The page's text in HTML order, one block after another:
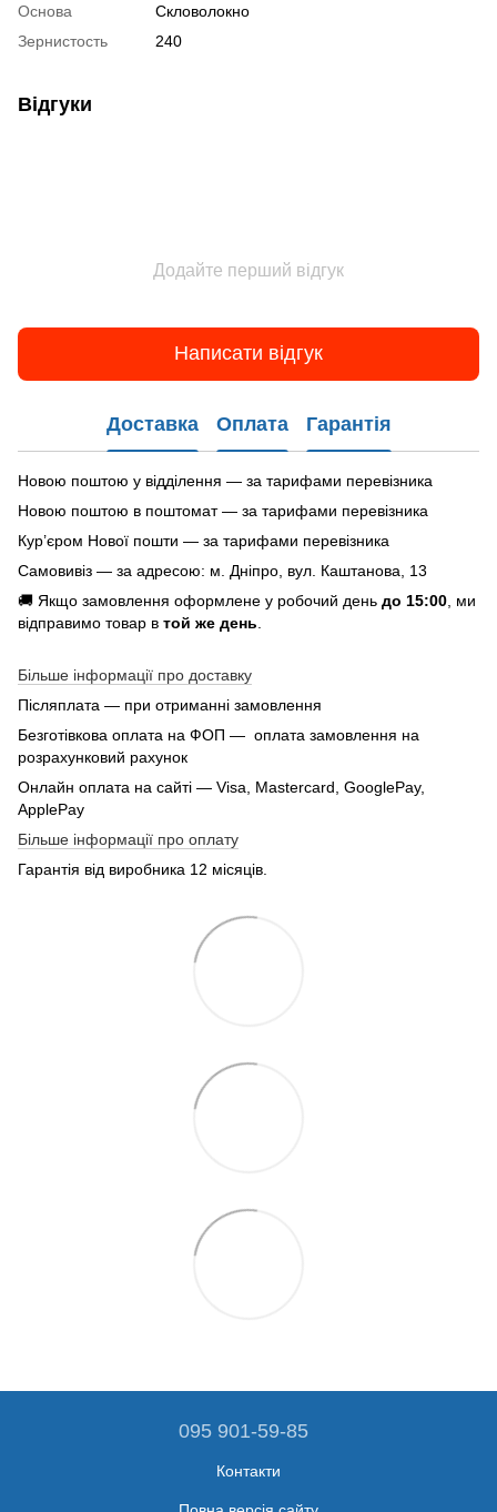
Основа
Скловолокно
Зернистость
240
Відгуки
Додайте перший відгук
Написати відгук
Доставка Оплата Гарантія
Новою поштою у відділення — за тарифами перевізника
Новою поштою в поштомат — за тарифами перевізника
Кур’єром Нової пошти — за тарифами перевізника
Самовивіз — за адресою: м. Дніпро, вул. Каштанова, 13
🚚 Якщо замовлення оформлене у робочий день до 15:00 , ми
відправимо товар в той же день
Більше інформації про доставку
Післяплата — при отриманні замовлення
Безготівкова оплата на ФОП — оплата замовлення на
розрахунковий рахунок
Онлайн оплата на сайті — Visa, Mastercard, GooglePay,
ApplePay
Більше інформації про оплату
Гарантія від виробника 12 місяців.
095 901-59-85
Контакти